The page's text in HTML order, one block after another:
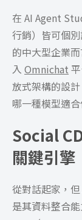
在 AI Agent
行銷）皆可個
的中大型企業
入 Omnichat
放式架構的設
哪一種模型適
Social
關鍵引擎
從對話起家，
是其資料整合